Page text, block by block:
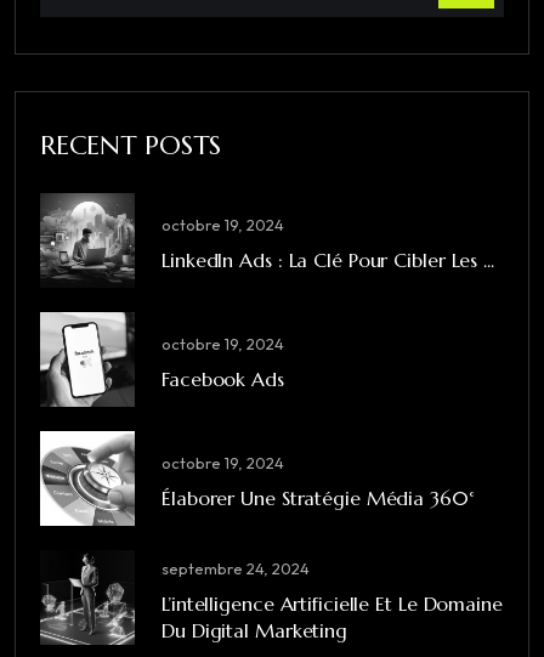
RECENT POSTS
octobre 19, 2024
LinkedIn Ads : La Clé Pour Cibler Les ...
octobre 19, 2024
Facebook Ads
octobre 19, 2024
Élaborer Une Stratégie Média 360°
septembre 24, 2024
L’intelligence Artificielle Et Le Domaine
Du Digital Marketing